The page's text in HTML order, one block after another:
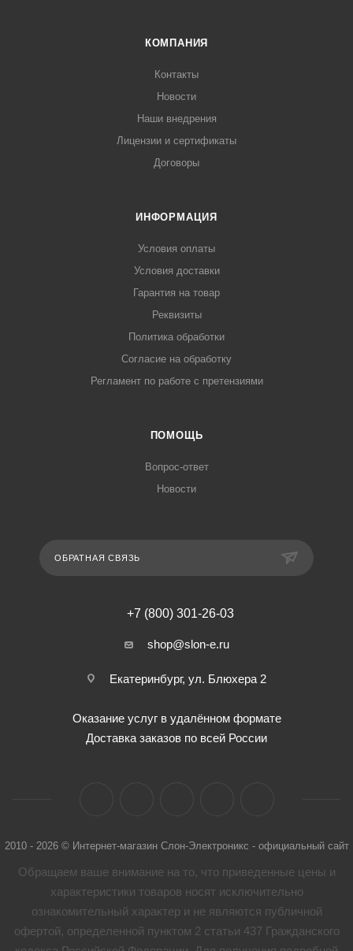
КОМПАНИЯ
Контакты
Новости
Наши внедрения
Лицензии и сертификаты
Договоры
ИНФОРМАЦИЯ
Условия оплаты
Условия доставки
Гарантия на товар
Реквизиты
Политика обработки
Согласие на обработку
Регламент по работе с претензиями
ПОМОЩЬ
Вопрос-ответ
Новости
ОБРАТНАЯ СВЯЗЬ
+7 (800) 301-26-03
shop@slon-e.ru
Екатеринбург, ул. Блюхера 2
Оказание услуг в удалённом формате
Доставка заказов по всей России
2010 - 2026 © Интернет-магазин Слон-Электроникс - официальный сайт
Обращаем ваше внимание на то, что приведенные цены и
характеристики товaров носят исключительно
ознакомительный характер и не являются публичной
офертой, определенной пунктом 2 статьи 437 Гражданского